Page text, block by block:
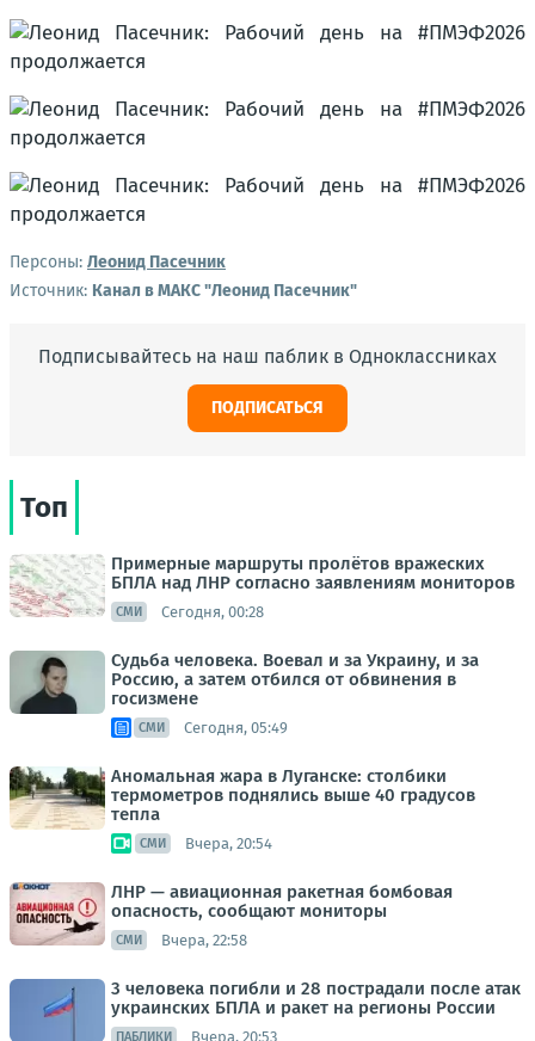
Персоны: Леонид Пасечник
Источник: Канал в МАКС "Леонид Пасечник"
Подписывайтесь на наш паблик в Одноклассниках
ПОДПИСАТЬСЯ
Топ
Примерные маршруты пролётов вражеских
БПЛА над ЛНР согласно заявлениям мониторов
СМИ Сегодня, 00:28
Судьба человека. Воевал и за Украину, и за
Россию, а затем отбился от обвинения в
госизмене
СМИ Сегодня, 05:49
Аномальная жара в Луганске: столбики
термометров поднялись выше 40 градусов
тепла
СМИ Вчера, 20:54
ЛНР — авиационная ракетная бомбовая
опасность, сообщают мониторы
СМИ Вчера, 22:58
3 человека погибли и 28 пострадали после атак
украинских БПЛА и ракет на регионы России
ПАБЛИКИ Вчера, 20:53